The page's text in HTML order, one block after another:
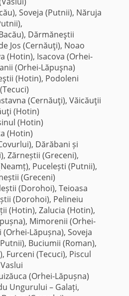
Soveja (Putnii), Năruja
Dărmăneştii
Jos (Cernăuţi), Noao
(Hotin), Isacova (Orhei-
(Orhei-Lăpuşna)
(Hotin), Podoleni
(Cernăuţi), Văicăuţii
(Hotin)
(Hotin)
(Hotin)
Dărăbani și
Zărneștii (Greceni),
Pucelești (Putnii),
(Greceni)
(Dorohoi), Teioasa
(Dorohoi), Pelineiu
(Hotin), Zalucia (Hotin),
Mimorenii (Orhei-
(Orhei-Lăpușna), Soveja
Buciumii (Roman),
Furceni (Tecuci), Piscul
(Orhei-Lăpușna)
Ungurului – Galați,